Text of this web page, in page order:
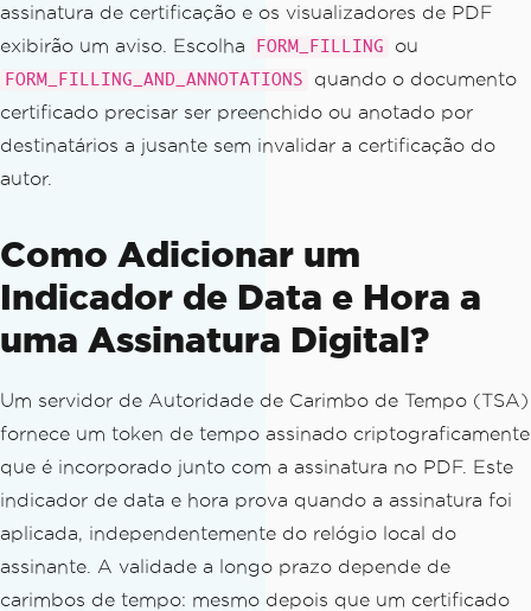
// Load the PDF that will be c
ertified
PdfDocument pdf = PdfDocument
// Create the PdfSignature fro
"password123");
// Set author metadata for the
certification signature
egal Department");
        signature
setSigningLocation
        signature
. setSigningReason( "Of
ficial Publication");
// Certify the document with N
assinatura de certificação e os visualizadores de PDF
exibirão um aviso. Escolha
FORM_FILLING ou
FORM_FILLING_AND_ANNOTATIONS
quando o documento
certificado precisar ser preenchido ou anotado por
destinatários a jusante sem invalidar a certificação do
autor.
Como Adicionar um
Indicador de Data e Hora a
uma Assinatura Digital?
Um servidor de Autoridade de Carimbo de Tempo (TSA)
fornece um token de tempo assinado criptograficamente
que é incorporado junto com a assinatura no PDF. Este
indicador de data e hora prova quando a assinatura foi
aplicada, independentemente do relógio local do
assinante. A validade a longo prazo depende de
carimbos de tempo: mesmo depois que um certificado